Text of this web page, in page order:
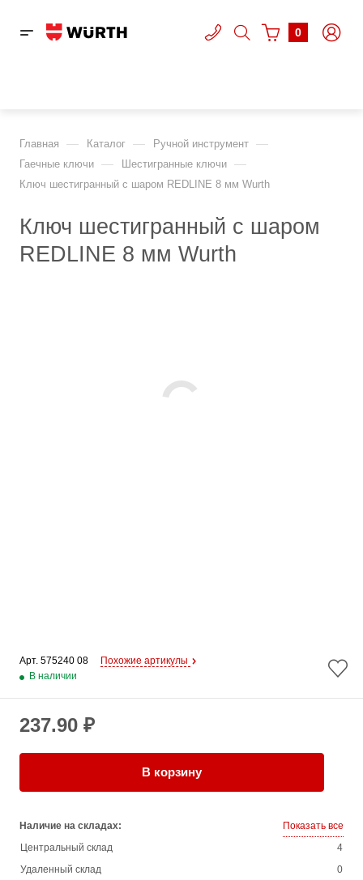
0
Главная — Каталог — Ручной инструмент —
Гаечные ключи — Шестигранные ключи —
Ключ шестигранный с шаром REDLINE 8 мм Wurth
Ключ шестигранный с шаром
REDLINE 8 мм Wurth
Арт. 575240 08
Похожие артикулы
В наличии
237.90 ₽
В корзину
Наличие на складах:
Показать все
Центральный склад
4
Удаленный склад
0